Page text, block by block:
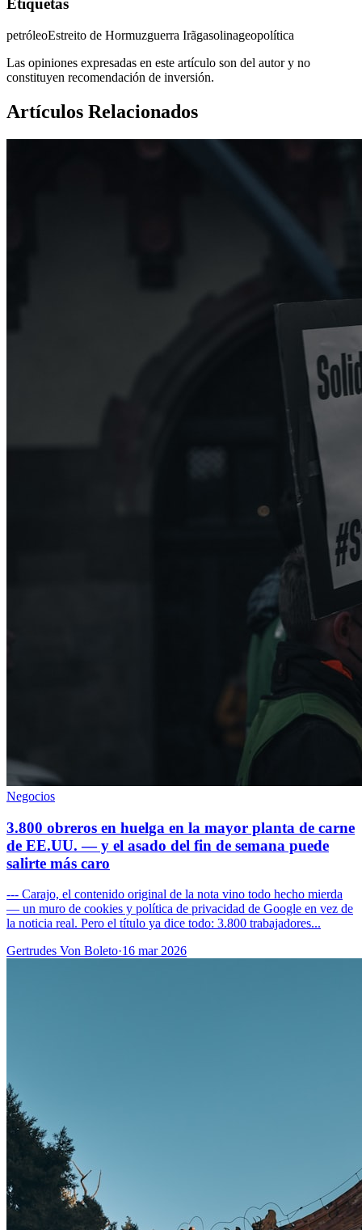
Etiquetas
petróleoEstreito de Hormuzguerra Irãgasolinageopolítica
Las opiniones expresadas en este artículo son del autor y no
constituyen recomendación de inversión.
Artículos Relacionados
Negocios
3.800 obreros en huelga en la mayor planta de carne
de EE.UU. — y el asado del fin de semana puede
salirte más caro
--- Carajo, el contenido original de la nota vino todo hecho mierda
— un muro de cookies y política de privacidad de Google en vez de
la noticia real. Pero el título ya dice todo: 3.800 trabajadores...
Gertrudes Von Boleto·16 mar 2026